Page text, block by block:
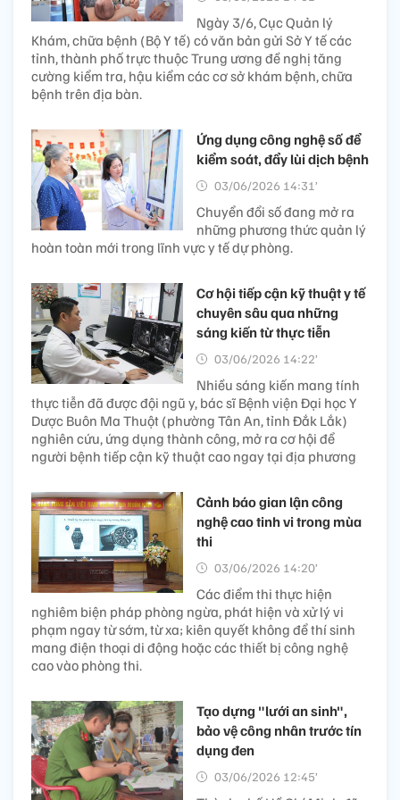
Ngày 3/6, Cục Quản lý
Khám, chữa bệnh (Bộ Y tế) có văn bản gửi Sở Y tế các
tỉnh, thành phố trực thuộc Trung ương đề nghị tăng
cường kiểm tra, hậu kiểm các cơ sở khám bệnh, chữa
bệnh trên địa bàn.
Ứng dụng công nghệ số để
kiểm soát, đẩy lùi dịch bệnh
03/06/2026 14:31’
Chuyển đổi số đang mở ra
những phương thức quản lý
hoàn toàn mới trong lĩnh vực y tế dự phòng.
Cơ hội tiếp cận kỹ thuật y tế
chuyên sâu qua những
sáng kiến từ thực tiễn
03/06/2026 14:22’
Nhiều sáng kiến mang tính
thực tiễn đã được đội ngũ y, bác sĩ Bệnh viện Đại học Y
Dược Buôn Ma Thuột (phường Tân An, tỉnh Đắk Lắk)
nghiên cứu, ứng dụng thành công, mở ra cơ hội để
người bệnh tiếp cận kỹ thuật cao ngay tại địa phương
Cảnh báo gian lận công
nghệ cao tinh vi trong mùa
thi
03/06/2026 14:20’
Các điểm thi thực hiện
nghiêm biện pháp phòng ngừa, phát hiện và xử lý vi
phạm ngay từ sớm, từ xa; kiên quyết không để thí sinh
mang điện thoại di động hoặc các thiết bị công nghệ
cao vào phòng thi.
Tạo dựng "lưới an sinh",
bảo vệ công nhân trước tín
dụng đen
03/06/2026 12:45’